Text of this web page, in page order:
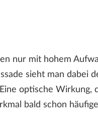
nur mit hohem
sieht man dabei
optische Wirkung,
bald schon